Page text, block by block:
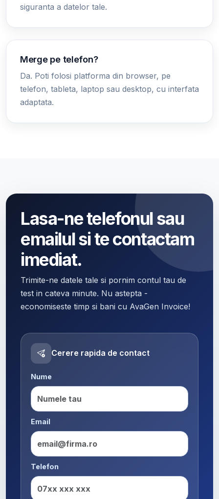
siguranta a datelor tale.
Merge pe telefon?
Da. Poti folosi platforma din browser, pe
telefon, tableta, laptop sau desktop, cu interfata
adaptata.
Lasa-ne telefonul sau
emailul si te contactam
imediat.
Trimite-ne datele tale si pornim contul tau de
test in cateva minute. Nu astepta -
economiseste timp si bani cu AvaGen Invoice!
Cerere rapida de contact
Nume
Email
Telefon